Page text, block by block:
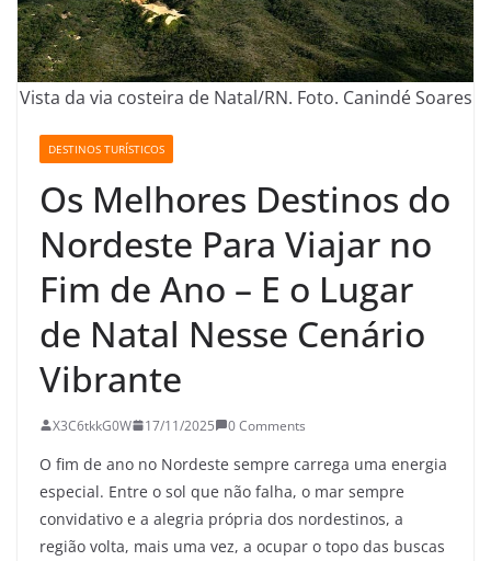
Vista da via costeira de Natal/RN. Foto. Canindé Soares
DESTINOS TURÍSTICOS
Os Melhores Destinos do
Nordeste Para Viajar no
Fim de Ano – E o Lugar
de Natal Nesse Cenário
Vibrante
X3C6tkkG0W 17/11/2025 0 Comments
O fim de ano no Nordeste sempre carrega uma energia
especial. Entre o sol que não falha, o mar sempre
convidativo e a alegria própria dos nordestinos, a
região volta, mais uma vez, a ocupar o topo das buscas